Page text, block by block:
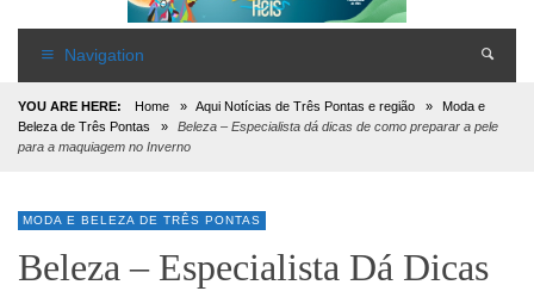
Navigation
YOU ARE HERE: Home » Aqui Notícias de Três Pontas e região »
Moda e
Beleza de Três Pontas
»
Beleza – Especialista dá dicas de como preparar a pele
para a maquiagem no Inverno
MODA E BELEZA DE TRÊS PONTAS
Beleza – Especialista Dá Dicas